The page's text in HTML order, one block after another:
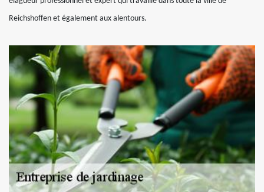
Reichshoffen et également aux alentours.